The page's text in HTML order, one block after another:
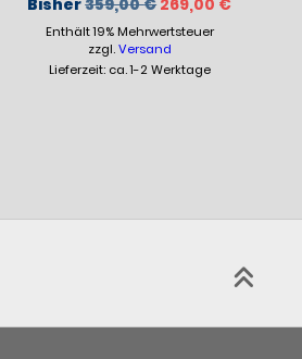
Bisher359,00€
Preis
war:
359,00 €
269,00 €
Enthält 19% Mehrwertsteuer
zzgl.Versand
Lieferzeit: ca. 1-2 Werktage